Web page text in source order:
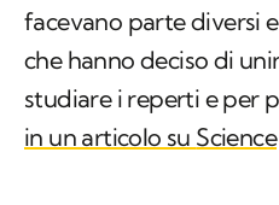
facevano parte diversi
che hanno deciso di
studiare i reperti e per
in un articolo su Science